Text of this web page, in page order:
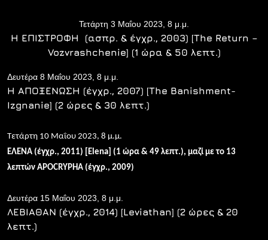
Τετάρτη 3 Μαΐου 2023, 8 μ.μ.
Η ΕΠΙΣΤΡΟΦΗ (ασπρ. & έγχρ., 2003) [The Return –
Vozvrashchenie] (1 ώρα & 50 λεπτ.)
Δευτέρα 8 Μαΐου 2023, 8 μ.μ.
Η ΑΠΟΞΕΝΩΣΗ (έγχρ., 2007) [The Banishment-
Izgnanie] (2 ώρες & 30 λεπτ.)
Τετάρτη 10 Μαΐου 2023, 8 μ.μ.
ΕΛΕΝΑ (έγχρ., 2011) [Elena] (1 ώρα & 49 λεπτ.), μαζί με το 13
λεπτών APOCRYPHA (έγχρ., 2009)
Δευτέρα 15 Μαΐου 2023, 8 μ.μ.
ΛΕΒΙΑΘΑΝ (έγχρ., 2014) [Leviathan] (2 ώρες & 20
λεπτ.)